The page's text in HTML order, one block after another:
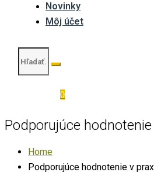
Novinky
Môj účet
0
Podporujúce
Home
Podporujúce hodnotenie v